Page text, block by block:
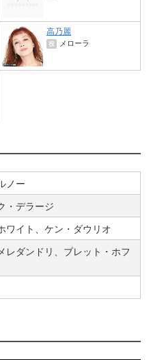
高乃麗
役 メローラ
ノー
・デラージ
ワイト、ケン・ダウリオ
レダンドリ、ブレット・ホフ